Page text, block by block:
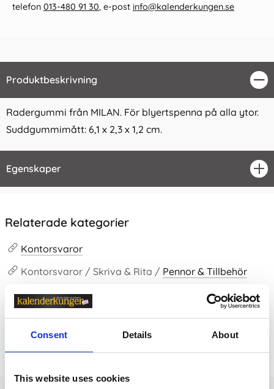
Consent Details About
This website uses cookies
telefon 013-480 91 30, e-post info@kalenderkungen.se
Produktbeskrivning
Radergummi från MILAN. För blyertspenna på alla ytor.
Suddgummimått: 6,1 x 2,3 x 1,2 cm.
Egenskaper
Relaterade kategorier
Kontorsvaror
Kontorsvaror / Skriva & Rita / Pennor & Tillbehör
Kontorsvaror /
Prishistorik